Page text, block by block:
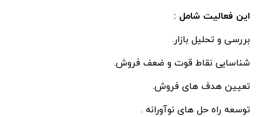
این فعالیت شامل :
بررسی و تحلیل بازار.
شناسایی نقاط قوت و ضعف فروش.
تعیین هدف های فروش.
توسعه راه حل های نوآورانه .